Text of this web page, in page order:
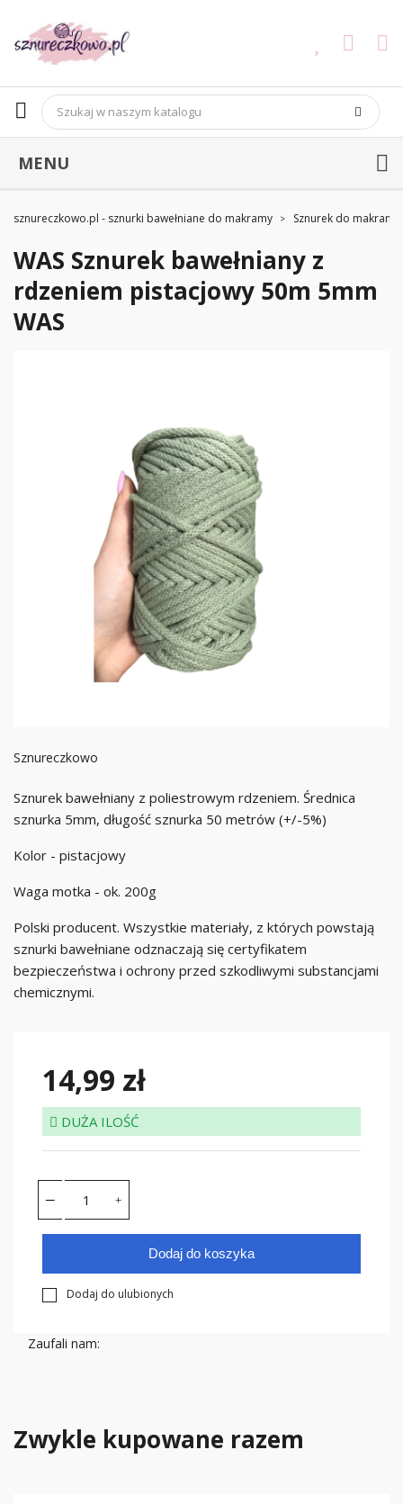
MENU
sznureczkowo.pl - sznurki bawełniane do makramy Sznurek do makramy
WAS Sznurek bawełniany z
rdzeniem pistacjowy 50m 5mm
WAS
Sznureczkowo
Sznurek bawełniany z poliestrowym rdzeniem. Średnica
sznurka 5mm, długość sznurka 50 metrów (+/-5%)
Kolor - pistacjowy
Waga motka - ok. 200g
Polski producent. Wszystkie materiały, z których powstają
sznurki bawełniane odznaczają się certyfikatem
bezpieczeństwa i ochrony przed szkodliwymi substancjami
chemicznymi.
14,99 zł
DUŻA ILOŚĆ
Dodaj do koszyka
Dodaj do ulubionych
Zaufali nam:
Zwykle kupowane razem